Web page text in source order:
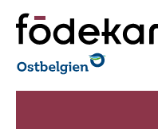
Födekam Ostbelgien